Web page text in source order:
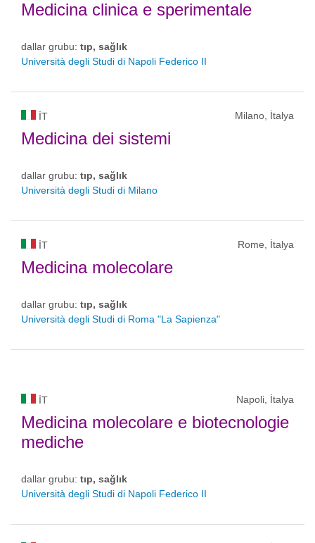
Medicina clinica e sperimentale
dallar grubu: tıp, sağlık
Università degli Studi di Napoli Federico II
IT Milano, İtalya
Medicina dei sistemi
dallar grubu: tıp, sağlık
Università degli Studi di Milano
IT Rome, İtalya
Medicina molecolare
dallar grubu: tıp, sağlık
Università degli Studi di Roma "La Sapienza"
IT Napoli, İtalya
Medicina molecolare e biotecnologie
mediche
dallar grubu: tıp, sağlık
Università degli Studi di Napoli Federico II